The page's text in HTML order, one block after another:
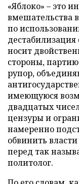
«Яблоко» – это
вмешательства
по
носит
стороны,
рупор,
имеющуюся
двадцатых
цензуры и
намеренно
обвинить
перед так
политолог.